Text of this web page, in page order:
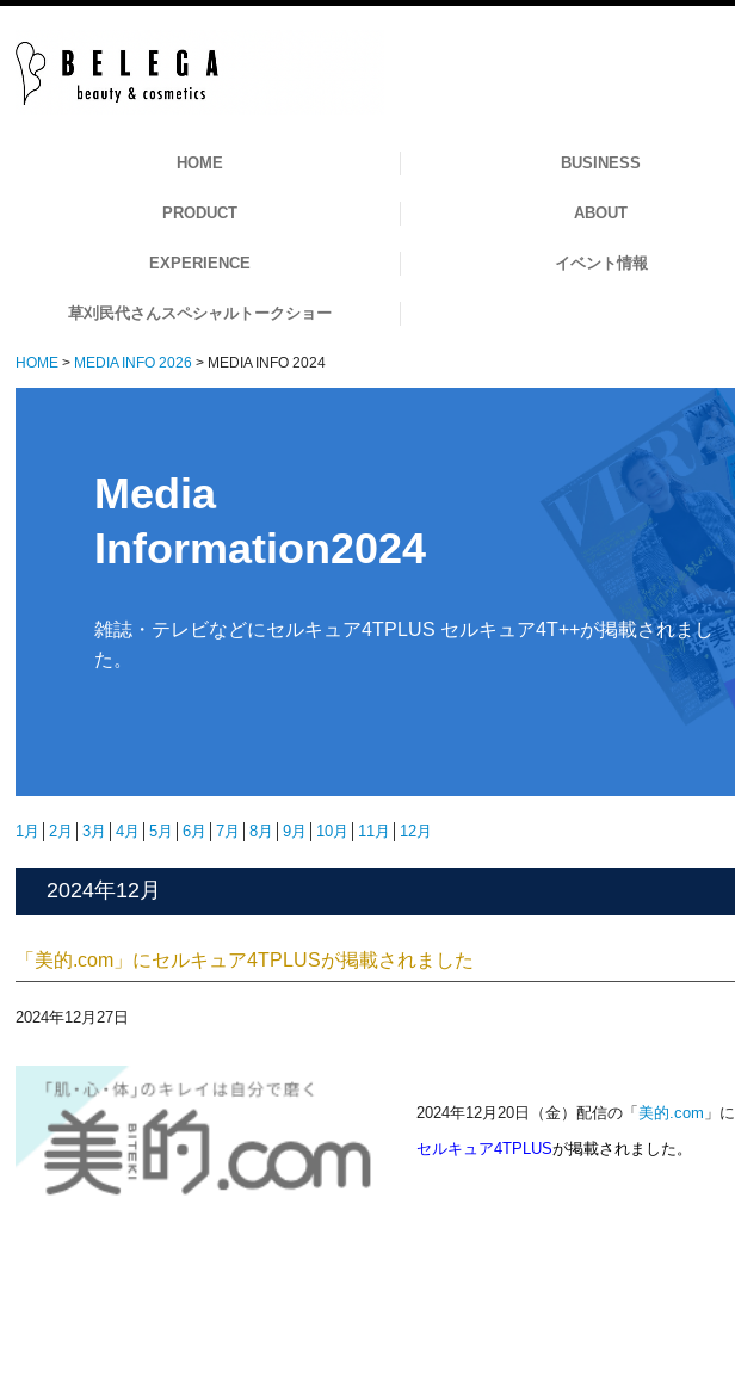
HOME BUSINESS
PRODUCT ABOUT
EXPERIENCE イベント情報
草刈民代さんスペシャルトークショー
HOME MEDIA INFO 2026 MEDIA INFO 2024
Media
Information2024
雑誌・テレビなどにセルキュア4TPLUS セルキュア4T++が掲載されまし
た。
1月 │2月 │3月 │4月 │5月 │6月 │7月 │8月 │9月 10月 11月 12月
2024年12月
「美的.com」にセルキュア4TPLUSが掲載されました
2024年12月27日
2024年12月20日（金）配信の「 美的.com 」に
セルキュア4TPLUSが掲載されました。